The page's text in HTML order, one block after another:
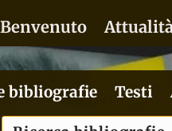
Benvenuto
bibliografie Testi